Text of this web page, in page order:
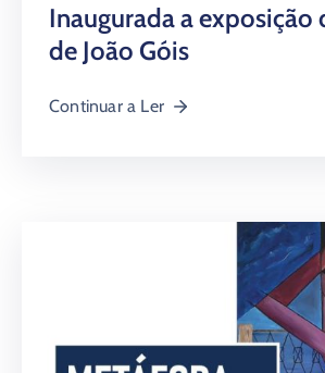
Inaugurada a exposição
de João Góis
Continuar a Ler